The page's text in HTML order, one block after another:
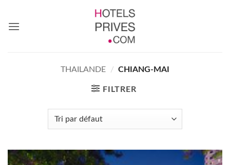
contenu
THAILANDE / CHIANG-MAI
FILTRER